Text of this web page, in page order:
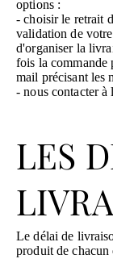
options :
- choisir le retrait
validation de
d'organiser la
fois la commande
mail précisant les
- nous contacter à
LES
Le délai de
produit de chacun